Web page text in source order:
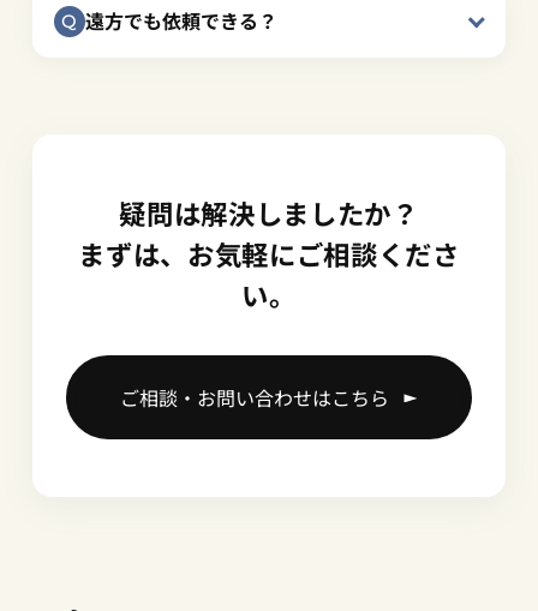
遠方でも依頼できる？
疑問は解決しましたか？
まずは、お気軽にご相談くださ
い。
ご相談・お問い合わせはこちら